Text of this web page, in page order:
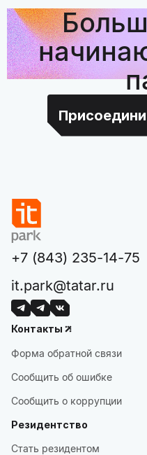
+7 (843) 235-14-75
it.park@tatar.ru
Контакты
Форма обратной связи
Сообщить об ошибке
Сообщить о коррупции
Резидентство
Стать резидентом